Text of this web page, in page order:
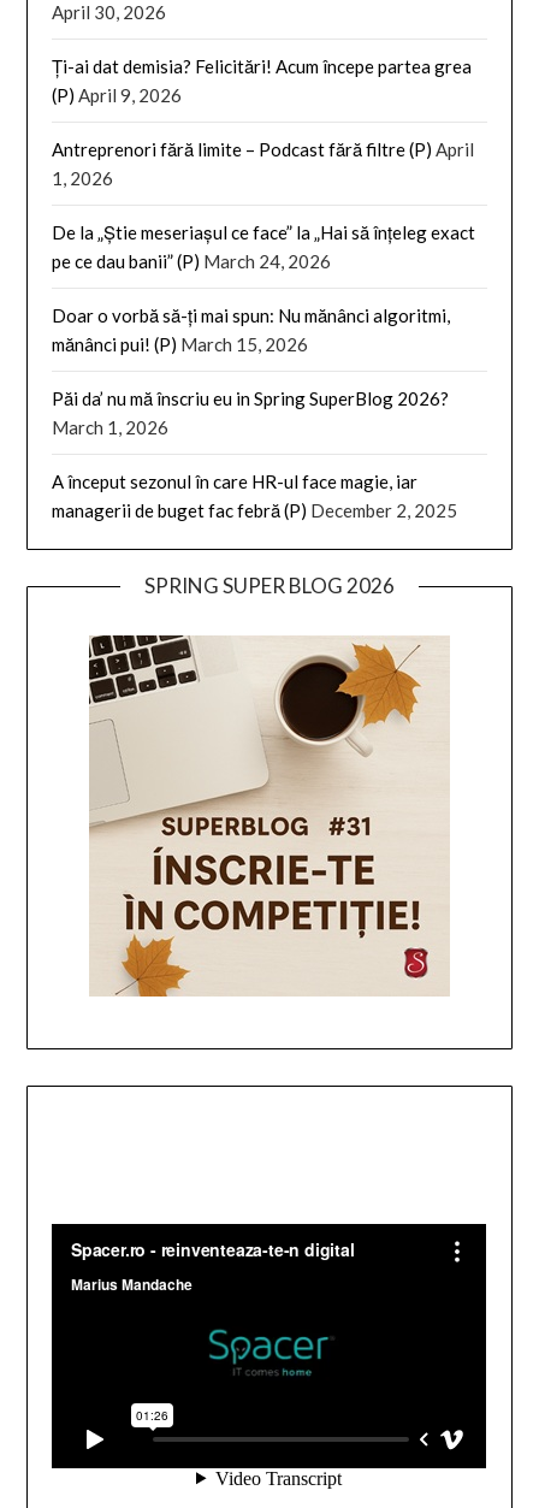
April 30, 2026
Ți-ai dat demisia? Felicitări! Acum începe partea grea
(P) April 9, 2026
Antreprenori fără limite – Podcast fără filtre (P) April
1, 2026
De la „Știe meseriașul ce face” la „Hai să înțeleg exact
pe ce dau banii” (P) March 24, 2026
Doar o vorbă să-ți mai spun: Nu mănânci algoritmi,
mănânci pui! (P) March 15, 2026
Păi da’ nu mă înscriu eu in Spring SuperBlog 2026?
March 1, 2026
A început sezonul în care HR-ul face magie, iar
managerii de buget fac febră (P) December 2, 2025
SPRING SUPER BLOG 2026